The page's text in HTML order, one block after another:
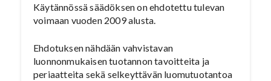
Käytännössä säädöksen on ehdotettu tulevan
voimaan vuoden 2009 alusta.
Ehdotuksen nähdään vahvistavan
luonnonmukaisen tuotannon tavoitteita ja
periaatteita sekä selkeyttävän luomutuotantoa